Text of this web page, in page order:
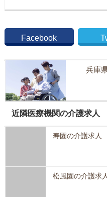
Facebook
兵庫
近隣医療機関の介護求人
寿園の介護求人
松風園の介護求人